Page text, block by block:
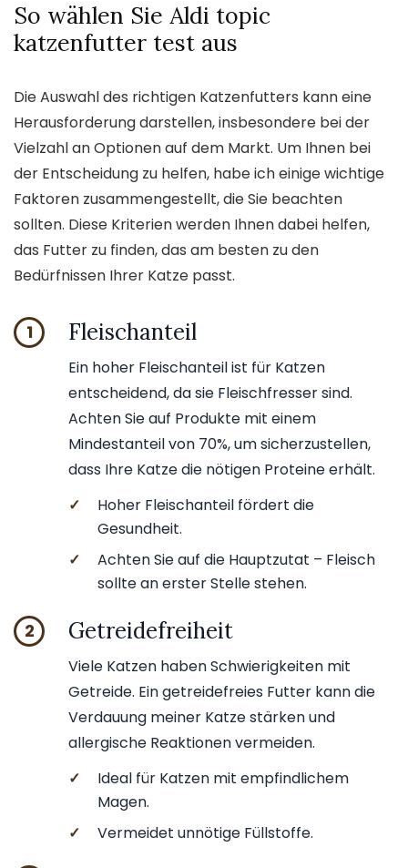
So wählen Sie Aldi topic
katzenfutter test aus
Die Auswahl des richtigen Katzenfutters kann eine
Herausforderung darstellen, insbesondere bei der
Vielzahl an Optionen auf dem Markt. Um Ihnen bei
der Entscheidung zu helfen, habe ich einige wichtige
Faktoren zusammengestellt, die Sie beachten
sollten. Diese Kriterien werden Ihnen dabei helfen,
das Futter zu finden, das am besten zu den
Bedürfnissen Ihrer Katze passt.
1 Fleischanteil
Ein hoher Fleischanteil ist für Katzen
entscheidend, da sie Fleischfresser sind.
Achten Sie auf Produkte mit einem
Mindestanteil von 70%, um sicherzustellen,
dass Ihre Katze die nötigen Proteine erhält.
✓
Hoher Fleischanteil fördert die
Gesundheit.
✓
Achten Sie auf die Hauptzutat – Fleisch
sollte an erster Stelle stehen.
2 Getreidefreiheit
Viele Katzen haben Schwierigkeiten mit
Getreide. Ein getreidefreies Futter kann die
Verdauung meiner Katze stärken und
allergische Reaktionen vermeiden.
✓
Ideal für Katzen mit empfindlichem
Magen.
✓
Vermeidet unnötige Füllstoffe.